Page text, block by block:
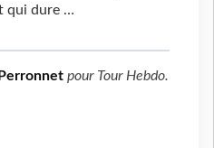
qui dure …
pour Tour Hebdo.